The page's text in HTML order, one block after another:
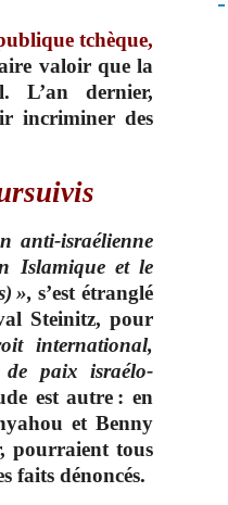
tchèque,
valoir que la
L’an dernier,
incriminer des
anti-israélienne
Islamique et le
», s’est étranglé
Steinitz, pour
international,
paix israélo-
est autre : en
et Benny
pourraient tous
faits dénoncés.